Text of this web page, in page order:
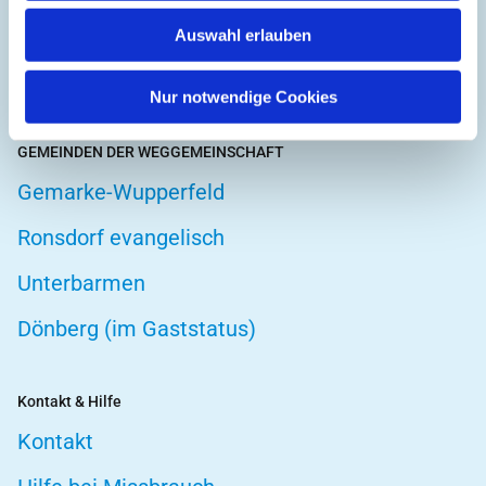
Auswahl erlauben
Nur notwendige Cookies
Telefonseelsorge
GEMEINDEN DER WEGGEMEINSCHAFT
Gemarke-Wupperfeld
Ronsdorf evangelisch
Unterbarmen
Dönberg (im Gaststatus)
Kontakt & Hilfe
Kontakt